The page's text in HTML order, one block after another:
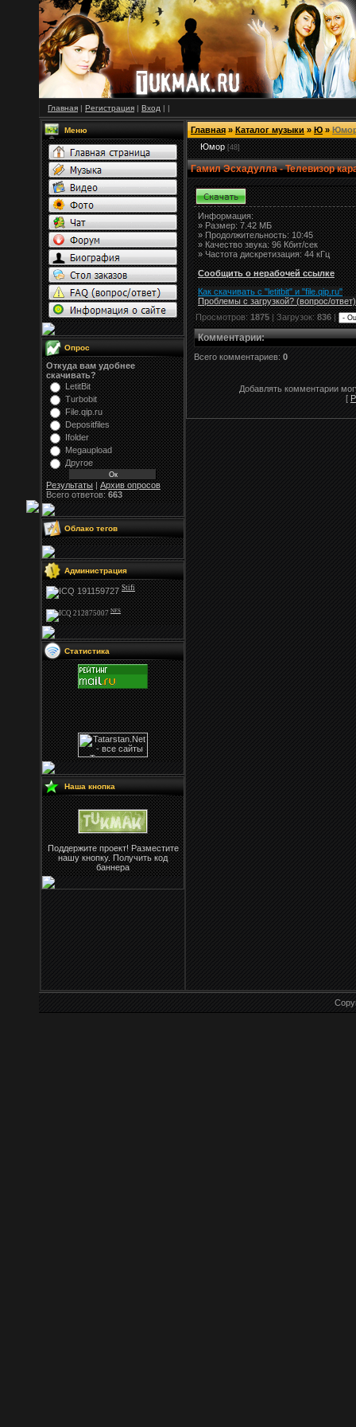
Главная | Регистрация | Вход | |
Меню
Опрос
Откуда вам удобнее
скачивать?
LetitBit
Turbobit
File.qip.ru
Depositfiles
Ifolder
Megaupload
Другое
Результаты|Архив опросов
Всего ответов:663
Облако тегов
Администрация
Stifi
NFS
Статистика
Наша кнопка
Поддержите проект! Разместите
нашу кнопку. Получить код
баннера
Главная»Каталог музыки»Ю»
Юмор [48]
Гамил Эсхадулла - Телевизор
Информация:
»Размер:7.42 МБ
» Продолжительность: 10:45
» Качество звука: 96 Кбит/сек
» Частота дискретизация: 44 кГц
Сообщить о нерабочей ссылке
Как скачивать с "letitbit" и "file.qip.ru"
Проблемы с загрузкой? (вопрос/ответ)
Просмотров:1875| Загрузок:836|
Комментарии:
Всего комментариев: 0
Добавлять комментарии
[